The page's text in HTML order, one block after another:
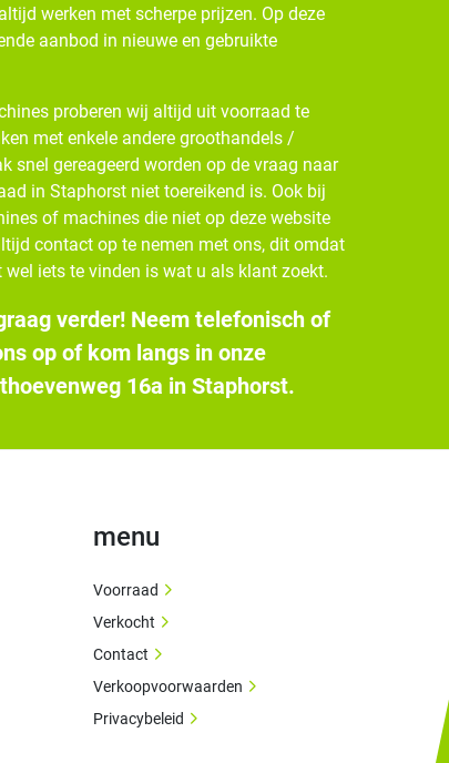
werken met scherpe prijzen. Op deze
aanbod in nieuwe en gebruikte
proberen wij altijd uit voorraad te
met enkele andere groothandels /
snel gereageerd worden op de vraag naar
in Staphorst niet toereikend is. Ook bij
of machines die niet op deze website
contact op te nemen met ons, dit omdat
iets te vinden is wat u als klant zoekt.
verder! Neem telefonisch of
op of kom langs in onze
16a in Staphorst.
menu
Voorraad
Verkocht
Contact
Verkoopvoorwaarden
Privacybeleid